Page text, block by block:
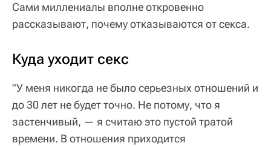
Сами миллениалы вполне откровенно
рассказывают, почему отказываются от секса.
Куда уходит секс
"У меня никогда не было серьезных отношений и
до 30 лет не будет точно. Не потому, что я
застенчивый, — я считаю это пустой тратой
времени. В отношения приходится